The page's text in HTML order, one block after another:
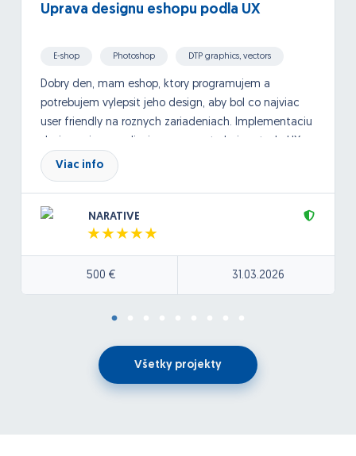
Uprava designu eshopu podla UX
E-shop Photoshop DTP graphics, vectors
Dobry den, mam eshop, ktory programujem a
potrebujem vylepsit jeho design, aby bol co najviac
user friendly na roznych zariadeniach. Implementaciu
poradenstvo a navrh. Dolezite su skusenosti.
Viac info
NARATIVE
500 € 31.03.2026
Všetky projekty